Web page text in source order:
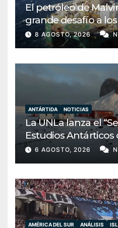
El petróleo de
grande desafío a
argentinos que
ignorar
8 AGOSTO, 2026
ANTÁRTIDA NOTICIAS
La UNLa lanza el
Estudios Antárticos
perspectiva
apuesta por la
6 AGOSTO, 2026
AMÉRICA DEL SUR ANÁLISIS